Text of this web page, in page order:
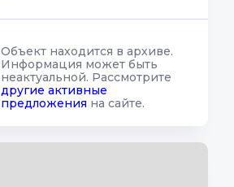
Объект находится в архиве.
Информация может быть
неактуальной. Рассмотрите
другие активные
предложения на сайте.